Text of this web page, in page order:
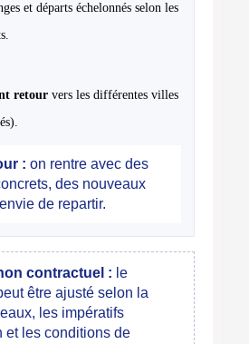
et départs échelonnés selon les
retour vers les différentes villes
: on rentre avec des
des nouveaux
de repartir.
contractuel : le
être ajusté selon la
les impératifs
et les conditions de